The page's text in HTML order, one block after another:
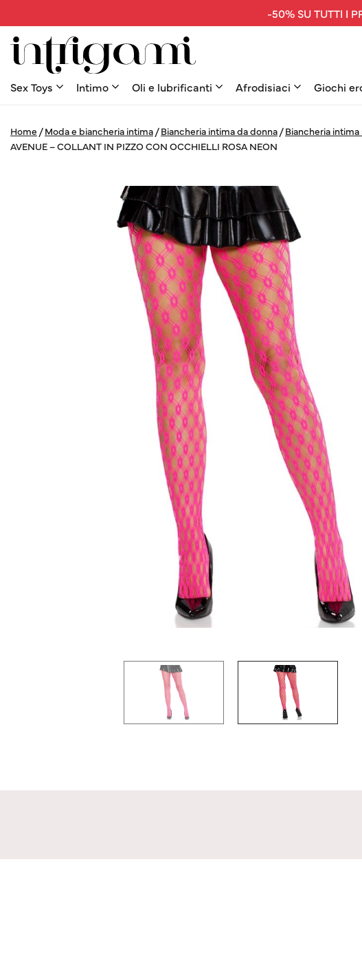
-50% SU TUTTI I
Sex Toys Intimo Oli e lubrificanti Afrodisiaci Giochi
Home /Moda e biancheria intima /Biancheria intima da donna /Biancheria intima
AVENUE – COLLANT IN PIZZO CON OCCHIELLI ROSA NEON